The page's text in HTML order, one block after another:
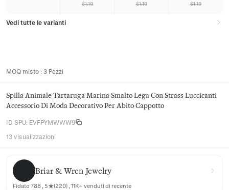
$1.19 $1.19 $1.19
Vedi tutte le varianti
MOQ misto : 3 Pezzi
Spilla Animale Tartaruga Marina Smalto Lega Con Strass Luccicanti
Accessorio Di Moda Decorativo Per Abito Cappotto
ID SPU: EVFPYMWWW9
13 visualizzazioni
Briar & Wren Jewelry
Briar & Wren Jewelry
Fidato 788 , 5★(220) , 11K+ venduti di recente